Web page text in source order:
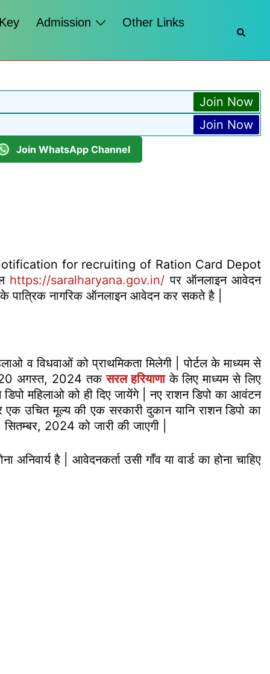
Admission Other Links
Join Now
Join Now
Join WhatsApp Channel
for recruiting of Ration Card Depot
https://saralharyana.gov.in/ पर ऑनलाइन आवेदन
पात्रिक नागरिक ऑनलाइन आवेदन कर सकते है |
व विधवाओं को प्राथमिकता मिलेगी | पोर्टल के माध्यम से
20 अगस्त, 2024 तकसरल हरियाणाके लिए माध्यम से लिए
महिलाओ को ही दिए जायेंगे | नए राशन डिपो का आवंटन
उचित मूल्य की एक सरकारी दुकान यानि राशन डिपो का
2024 को जारी की जाएगी |
है | आवेदनकर्ता उसी गाँव या वार्ड का होना चाहिए